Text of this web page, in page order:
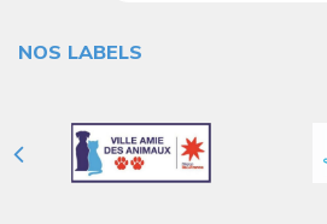
NOS LABELS